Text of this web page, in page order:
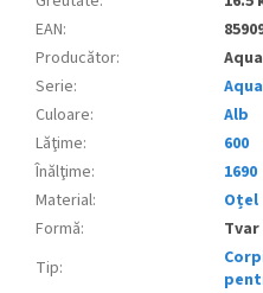
EAN:
Producător:
Serie:
Culoare:
Alb
Lăţime:
600
Înălţime:
1690
Material:
Oțel
Formă:
Tvar
Tip: